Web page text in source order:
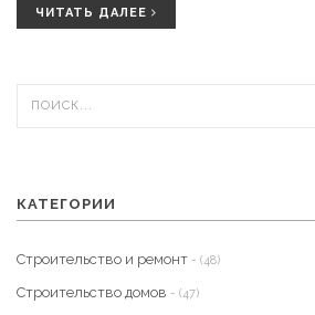
ЧИТАТЬ ДАЛЕЕ
КАТЕГОРИИ
Строительство и ремонт - (48)
Строительство домов - (47)